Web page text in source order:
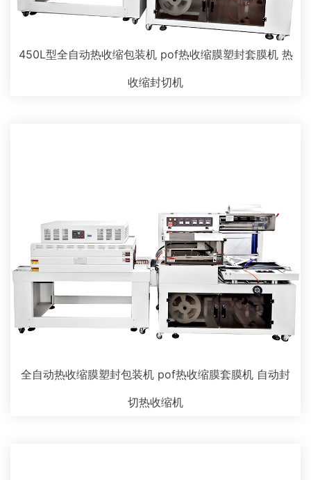
450L型全自动热收缩包装机 pof热收缩膜塑封套膜机 热
收缩封切机
全自动热收缩膜塑封包装机 pof热收缩膜套膜机 自动封
切热收缩机